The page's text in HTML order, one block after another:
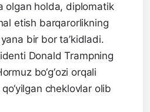
olgan holda, diplomatik
etish barqarorlikning
bir bor ta’kidladi.
Donald Trampning
bo‘g‘ozi orqali
cheklovlar olib